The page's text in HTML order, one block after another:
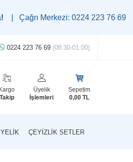
0224 223 76 69 | WhatsApp
0224 223 76 69 (08:30-01:00)
Kargo
Takip
Üyelik
İşlemleri
Sepetim
0,00 TL
ÇEYIZLIK SETLER